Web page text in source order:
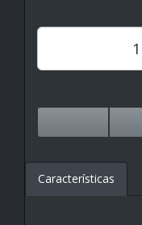
Características